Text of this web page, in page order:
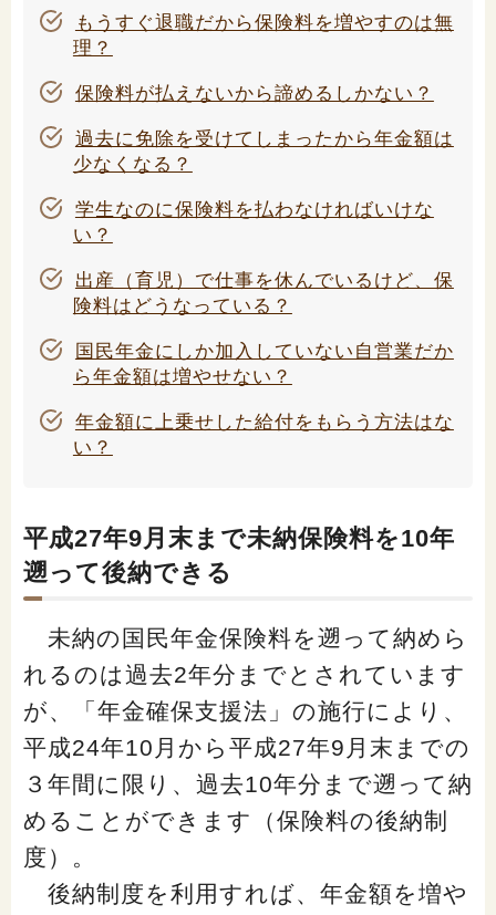
もうすぐ退職だから保険料を増やすのは無
理？
保険料が払えないから諦めるしかない？
過去に免除を受けてしまったから年金額は
少なくなる？
学生なのに保険料を払わなければいけな
い？
出産（育児）で仕事を休んでいるけど、保
険料はどうなっている？
国民年金にしか加入していない自営業だか
ら年金額は増やせない？
年金額に上乗せした給付をもらう方法はな
い？
平成27年9月末まで未納保険料を10年
遡って後納できる
未納の国民年金保険料を遡って納めら
れるのは過去2年分までとされています
が、「年金確保支援法」の施行により、
平成24年10月から平成27年9月末までの
３年間に限り、過去10年分まで遡って納
めることができます（保険料の後納制
度）。
後納制度を利用すれば、年金額を増や